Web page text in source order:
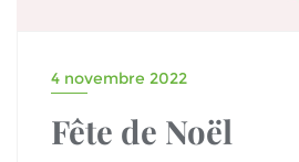
4 novembre 2022
Fête de Noël